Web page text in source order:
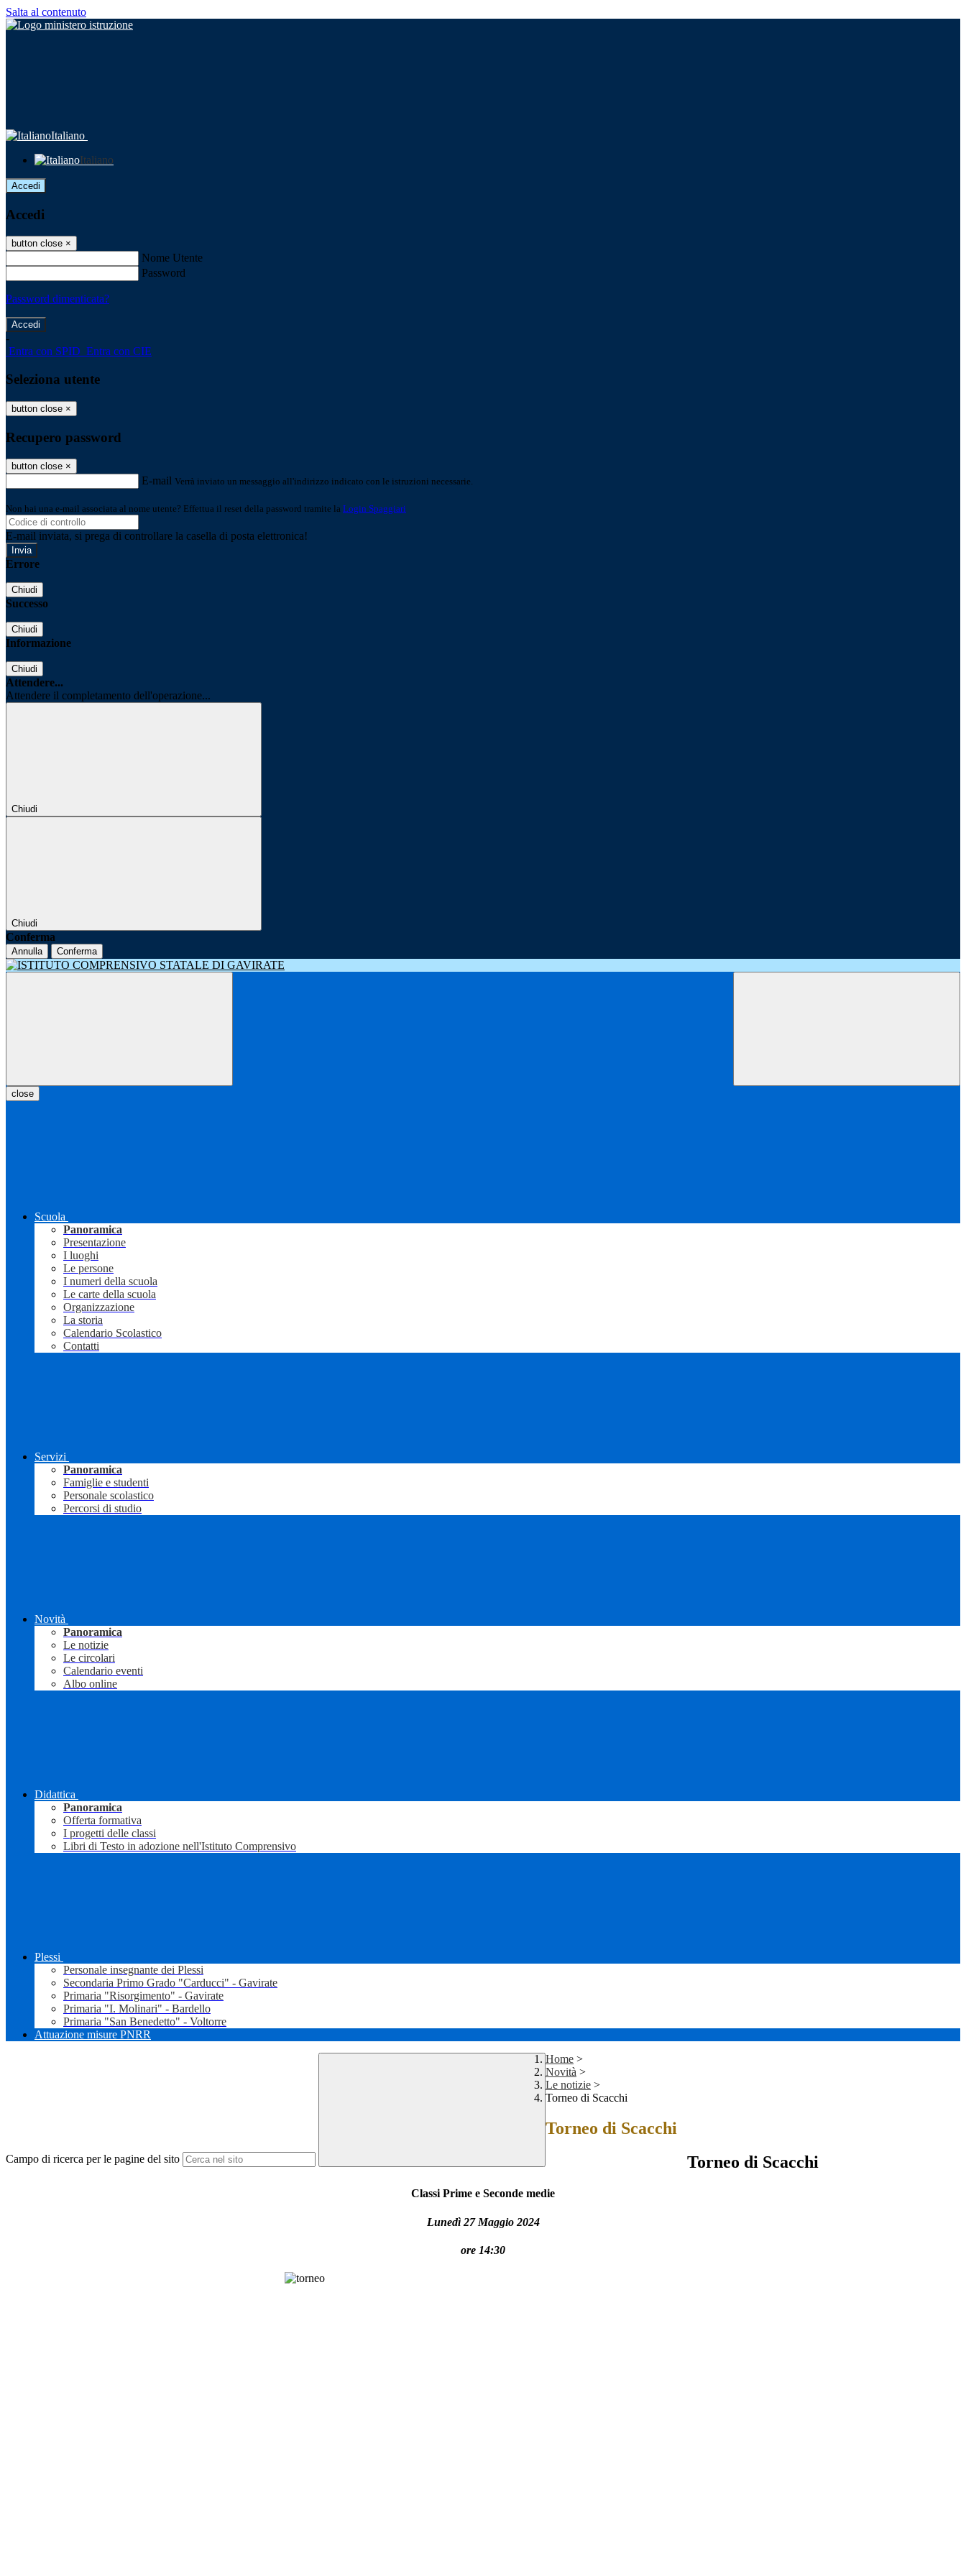
Salta al contenuto
Italiano
Italiano
Accedi
Accedi
button close ×
Nome Utente
Password
Password dimenticata?
-
Entra con SPID Entra con CIE
Seleziona utente
button close ×
Recupero password
button close ×
E-mail Verrà inviato un messaggio all'indirizzo indicato con le istruzioni necessarie.
Non hai una e-mail associata al nome utente? Effettua il reset della password tramite la Login Spaggiari
E-mail inviata, si prega di controllare la casella di posta elettronica!
Errore
Chiudi
Successo
Chiudi
Informazione
Chiudi
Attendere...
Attendere il completamento dell'operazione...
Chiudi
Chiudi
Conferma
Annulla Conferma
close
Scuola
Panoramica
Presentazione
I luoghi
Le persone
I numeri della scuola
Le carte della scuola
Organizzazione
La storia
Calendario Scolastico
Contatti
Servizi
Panoramica
Famiglie e studenti
Personale scolastico
Percorsi di studio
Novità
Panoramica
Le notizie
Le circolari
Calendario eventi
Albo online
Didattica
Panoramica
Offerta formativa
I progetti delle classi
Libri di Testo in adozione nell'Istituto Comprensivo
Plessi
Personale insegnante dei Plessi
Secondaria Primo Grado "Carducci" - Gavirate
Primaria "Risorgimento" - Gavirate
Primaria "I. Molinari" - Bardello
Primaria "San Benedetto" - Voltorre
Attuazione misure PNRR
Campo di ricerca per le pagine del sito
Home >
Novità >
Le notizie >
Torneo di Scacchi
Torneo di Scacchi
Torneo di Scacchi
Classi Prime e Seconde medie
Lunedì 27 Maggio 2024
ore 14:30